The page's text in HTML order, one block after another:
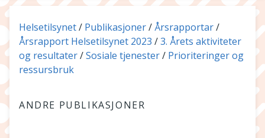
Du er her:
Helsetilsynet Publikasjoner
Årsrapportar
Årsrapport Helsetilsynet 2023
3. Årets aktiviteter
og resultater
Sosiale tjenester
Prioriteringer og
ressursbruk
ANDRE PUBLIKASJONER